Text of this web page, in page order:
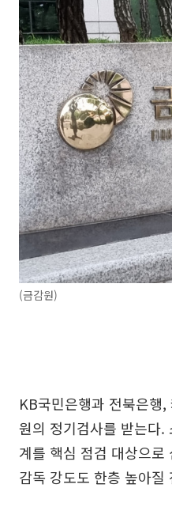
(금감원)
KB국민은행과 전북은행
원의 정기검사를 받는다.
계를 핵심 점검 대상으로
감독 강도도 한층 높아질